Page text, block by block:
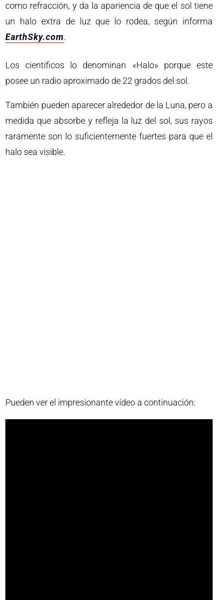
como refracción, y da la apariencia de que el sol tiene
un halo extra de luz que lo rodea, según informa
EarthSky.com.
Los científicos lo denominan «Halo» porque este
posee un radio aproximado de 22 grados del sol.
También pueden aparecer alrededor de la Luna, pero a
medida que absorbe y refleja la luz del sol, sus rayos
raramente son lo suficientemente fuertes para que el
halo sea visible.
Pueden ver el impresionante vídeo a continuación: